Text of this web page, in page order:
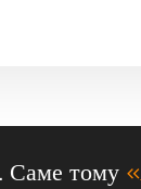
Саме тому